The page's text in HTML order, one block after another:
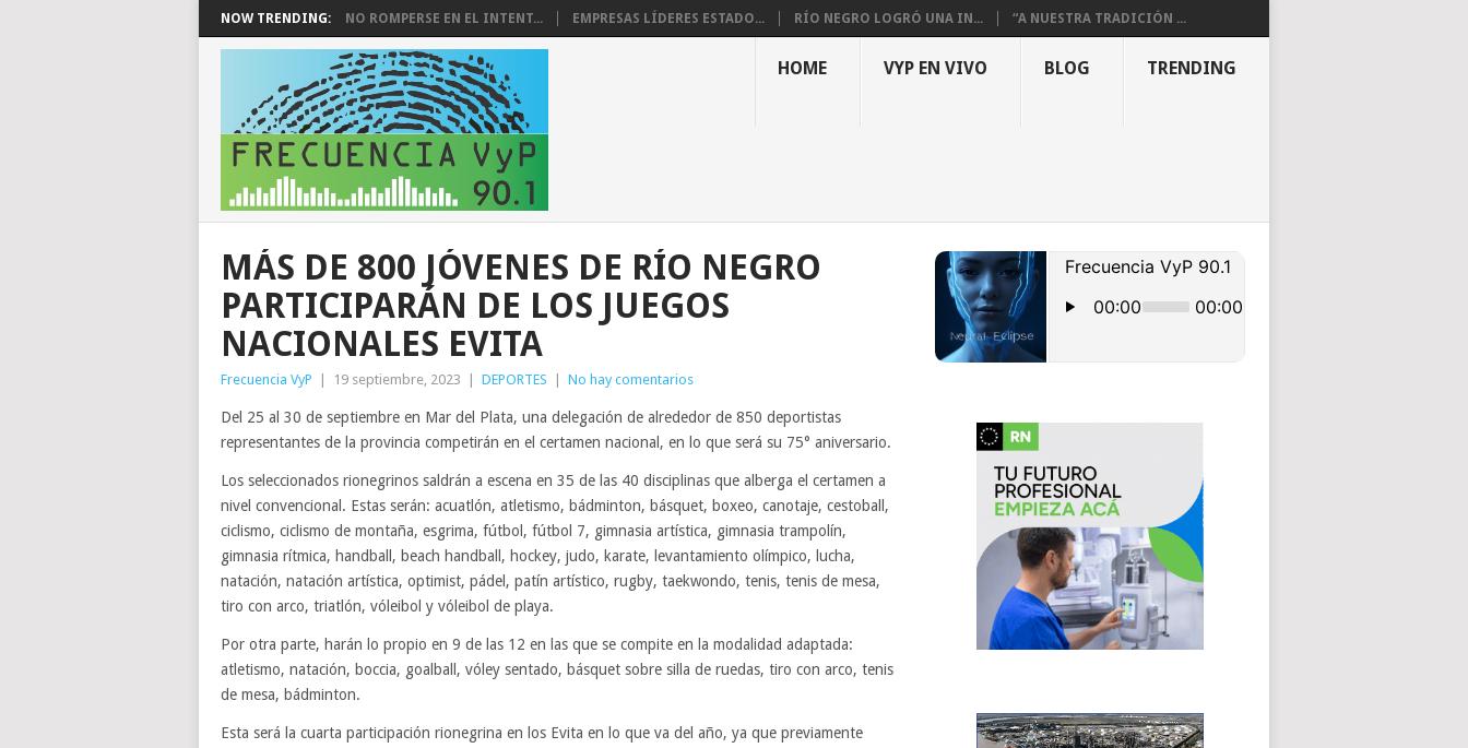
NOW TRENDING: NO ROMPERSE EN EL INTENT... EMPRESAS LÍDERES ESTADO... RÍO NEGRO LOGRÓ UNA IN... “A NUESTRA TRADICIÓN ...
HOME VYP EN VIVO BLOG TRENDING
MÁS DE 800 JÓVENES DE RÍO NEGRO
PARTICIPARÁN DE LOS JUEGOS
NACIONALES EVITA
Frecuencia VyP 19 septiembre, 2023 DEPORTES No hay comentarios
Del 25 al 30 de septiembre en Mar del Plata, una delegación de alrededor de 850 deportistas
representantes de la provincia competirán en el certamen nacional, en lo que será su 75° aniversario.
Los seleccionados rionegrinos saldrán a escena en 35 de las 40 disciplinas que alberga el certamen a
nivel convencional. Estas serán: acuatlón, atletismo, bádminton, básquet, boxeo, canotaje, cestoball,
ciclismo, ciclismo de montaña, esgrima, fútbol, fútbol 7, gimnasia artística, gimnasia trampolín,
gimnasia rítmica, handball, beach handball, hockey, judo, karate, levantamiento olímpico, lucha,
natación, natación artística, optimist, pádel, patín artístico, rugby, taekwondo, tenis, tenis de mesa,
tiro con arco, triatlón, vóleibol y vóleibol de playa.
Por otra parte, harán lo propio en 9 de las 12 en las que se compite en la modalidad adaptada:
atletismo, natación, boccia, goalball, vóley sentado, básquet sobre silla de ruedas, tiro con arco, tenis
de mesa, bádminton.
Esta será la cuarta participación rionegrina en los Evita en lo que va del año, ya que previamente